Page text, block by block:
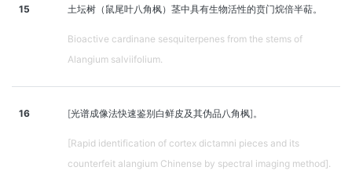
15 土坛树（鼠尾叶八角枫）茎中具有生物活性的贲门烷倍半萜。
Bioactive cardinane sesquiterpenes from the stems of
Alangium salviifolium.
16 [光谱成像法快速鉴别白鲜皮及其伪品八角枫]。
[Rapid identification of cortex dictamni pieces and its
counterfeit alangium Chinense by spectral imaging method].